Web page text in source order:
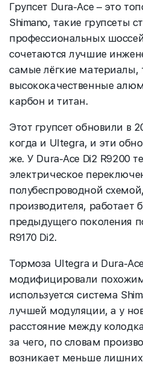
Групсет Dura-Ace – это
Shimano, такие групсеты
профессиональных
сочетаются лучшие
самые лёгкие материалы,
высококачественные
карбон и титан.
Этот групсет обновили в
когда и Ultegra, и эти
же. У Dura-Ace Di2 R9200
электрическое
полубеспроводной
производителя, работает
предыдущего поколения
R9170 Di2.
Тормоза Ultegra и Dura-
модифицировали
используется система
лучшей модуляции, а у
расстояние между
за чего, по словам
возникает меньше